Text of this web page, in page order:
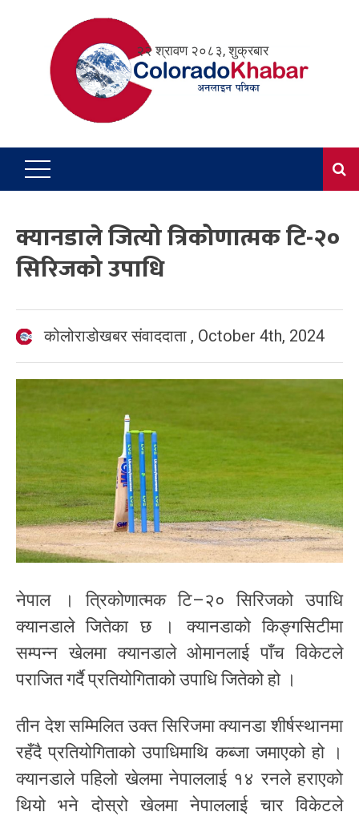
२२ श्रावण २०८३, शुक्रबार
क्यानडाले जित्यो त्रिकोणात्मक टि-२०
सिरिजको उपाधि
कोलोराडोखबर संवाददाता , October 4th, 2024
नेपाल । त्रिकोणात्मक टि–२० सिरिजको उपाधि
क्यानडाले जितेका छ । क्यानडाको किङ्गसिटीमा
सम्पन्न खेलमा क्यानडाले ओमानलाई पाँच विकेटले
पराजित गर्दै प्रतियोगिताको उपाधि जितेको हो ।
तीन देश सम्मिलित उक्त सिरिजमा क्यानडा शीर्षस्थानमा
रहँदै प्रतियोगिताको उपाधिमाथि कब्जा जमाएको हो ।
क्यानडाले पहिलो खेलमा नेपाललाई १४ रनले हराएको
थियो भने दोस्रो खेलमा नेपाललाई चार विकेटले